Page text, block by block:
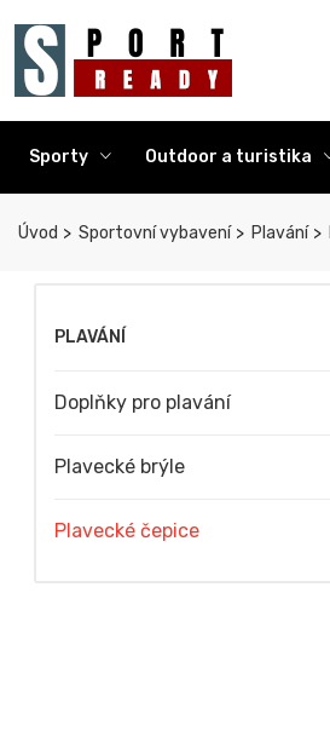
Sporty Outdoor a turistika
Úvod Sportovní vybavení Plavání
PLAVÁNÍ
Doplňky pro plavání
Plavecké brýle
Plavecké čepice